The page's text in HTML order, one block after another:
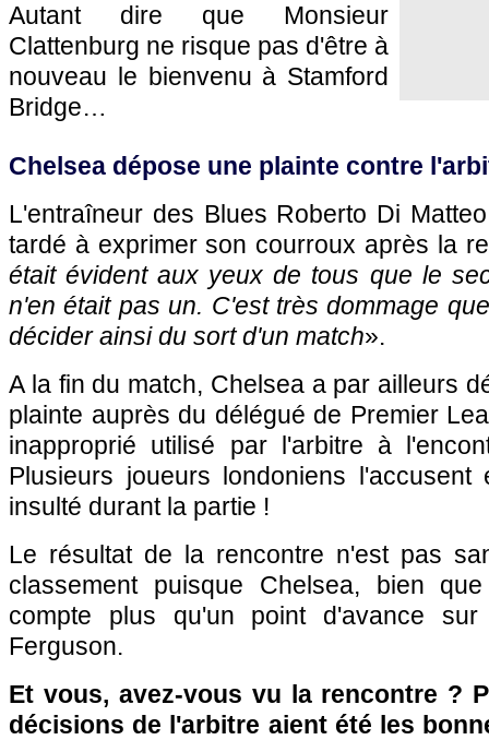
Autant dire que Monsieur
Clattenburg ne risque pas d'être à
nouveau le bienvenu à Stamford
Bridge…
Chelsea dépose une plainte contre
L'entraîneur des Blues Roberto Di
tardé à exprimer son courroux après la
était évident aux yeux de tous que le
n'en était pas un. C'est très dommage
décider ainsi du sort d'un match».
A la fin du match, Chelsea a par ailleurs
plainte auprès du délégué de Premier
inapproprié utilisé par l'arbitre à
Plusieurs joueurs londoniens
insulté durant la partie !
Le résultat de la rencontre n'est pas
classement puisque Chelsea, bien
compte plus qu'un point d'avance
Ferguson.
Et vous, avez-vous vu la rencontre ?
décisions de l'arbitre aient été les